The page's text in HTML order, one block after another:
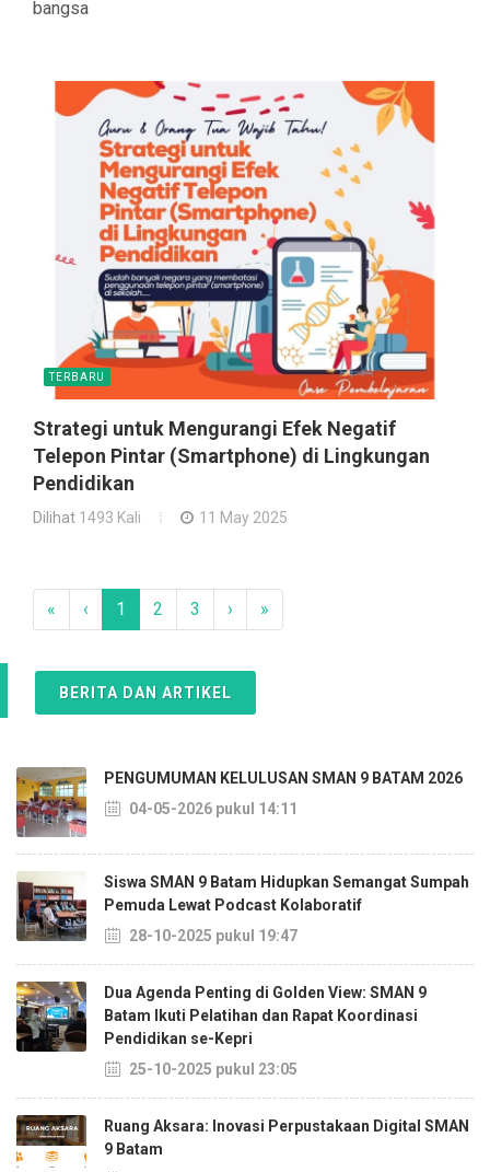
bangsa
TERBARU
Strategi untuk Mengurangi Efek Negatif
Telepon Pintar (Smartphone) di Lingkungan
Pendidikan
Dilihat 1493 Kali 11 May 2025
« ‹ 1 2 3 › »
BERITA DAN ARTIKEL
PENGUMUMAN KELULUSAN SMAN 9 BATAM 2026
04-05-2026 pukul 14:11
Siswa SMAN 9 Batam Hidupkan Semangat Sumpah
Pemuda Lewat Podcast Kolaboratif
28-10-2025 pukul 19:47
Dua Agenda Penting di Golden View: SMAN 9
Batam Ikuti Pelatihan dan Rapat Koordinasi
Pendidikan se-Kepri
25-10-2025 pukul 23:05
Ruang Aksara: Inovasi Perpustakaan Digital SMAN
9 Batam